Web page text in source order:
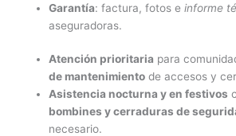
Garantía: factura, fotos einforme
aseguradoras.
Atención prioritaria para
de mantenimiento de accesos y
Asistencia nocturna y en festivos
bombines y cerraduras de
necesario.